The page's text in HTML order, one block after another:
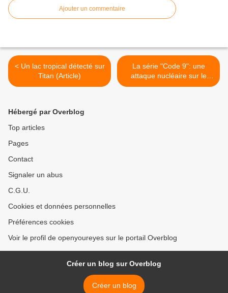
Ajouter un commentaire
< Un lac tropical détecté sur
Titan (Article)
La série "Code 9": une
attaque nucléaire sur le
stade de Londres à l'été
Hébergé par Overblog
Top articles
Pages
Contact
Signaler un abus
C.G.U.
Cookies et données personnelles
Préférences cookies
Voir le profil de openyoureyes sur le portail Overblog
Créer un blog sur Overblog
Créer un blog